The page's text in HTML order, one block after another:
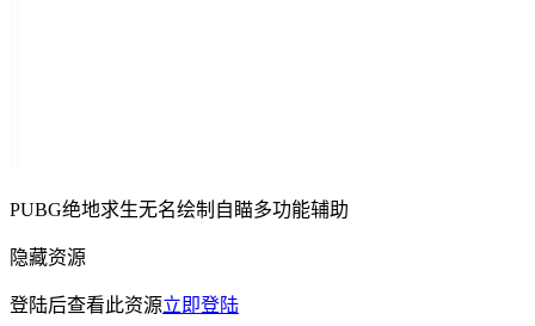
PUBG绝地求生无名绘制自瞄多功能辅助
隐藏资源
登陆后查看此资源立即登陆